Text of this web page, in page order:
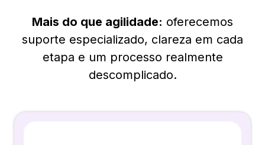
Mais do que agilidade: oferecemos
suporte especializado, clareza em cada
etapa e um processo realmente
descomplicado.